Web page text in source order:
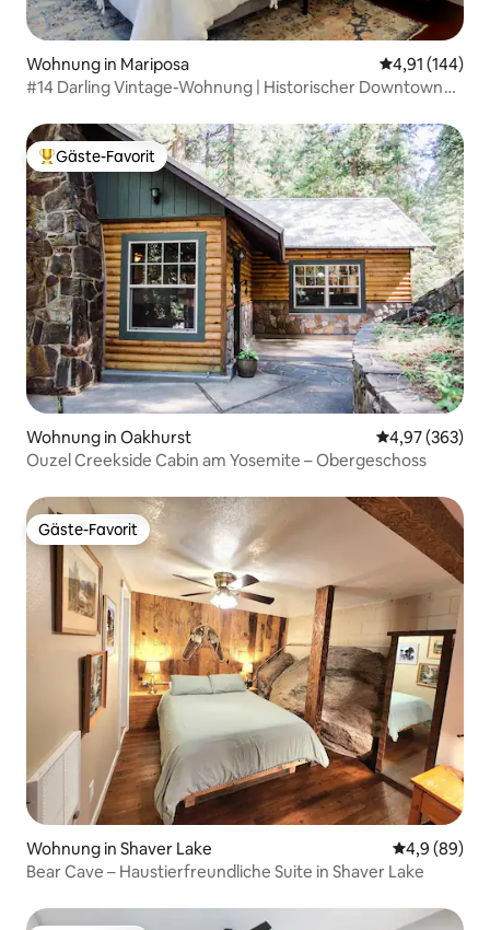
Wohnung in Mariposa
4,91 (144)
#14 Darling Vintage-Wohnung | Historischer Downtown
Beliebter Gäste-Favorit.
Gäste-Favorit
Wohnung in Oakhurst
4,97 (363)
Ouzel Creekside Cabin am Yosemite – Obergeschoss
Gäste-Favorit
Gäste-Favorit
Wohnung in Shaver Lake
4,9 (89)
Bear Cave – Haustierfreundliche Suite in Shaver Lake